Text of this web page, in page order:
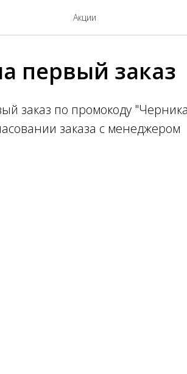
Акции
первый заказ
заказ по промокоду
заказа с менеджером